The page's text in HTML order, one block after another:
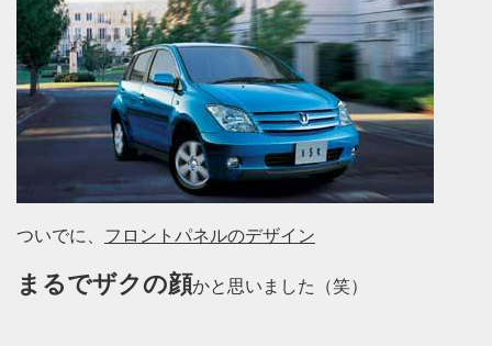
ついでに、 フロントパネルのデザイン
まるでザクの顔かと思いました（笑）